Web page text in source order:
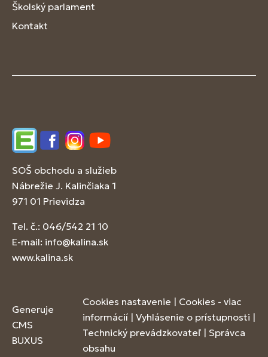
Školský parlament
Kontakt
EdupageFacebookInstagram
YouTube
SOŠ obchodu a služieb
Nábrežie J. Kalinčiaka 1
971 01 Prievidza
Tel. č.: 046/542 21 10
E-mail: info@kalina.sk
www.kalina.sk
Generuje
CMS
BUXUS
Cookies nastavenie | Cookies - viac
informácií | Vyhlásenie o prístupnosti |
Technický prevádzkovateľ | Správca
obsahu